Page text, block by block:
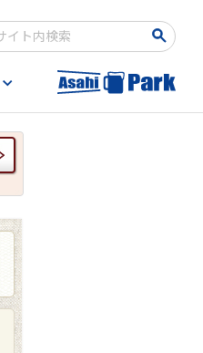
キーワード入力